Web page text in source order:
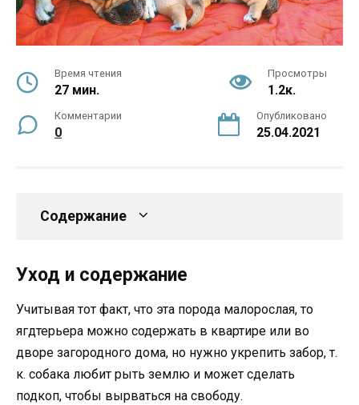
Время чтения
27 мин.
Просмотры
1.2к.
Комментарии
0
Опубликовано
25.04.2021
Содержание
Уход и содержание
Учитывая тот факт, что эта порода малорослая, то
ягдтерьера можно содержать в квартире или во
дворе загородного дома, но нужно укрепить забор, т.
к. собака любит рыть землю и может сделать
подкоп, чтобы вырваться на свободу.